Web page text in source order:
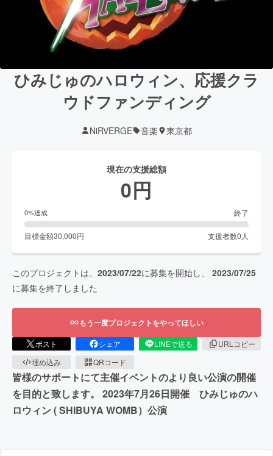
ひみじゅのハロウィン、応援クラ
ウドファンディング
NiRVERGE 音楽 東京都
現在の支援総額
0円
0%達成 終了
目標金額30,000円 支援者数0 人
このプロジェクトは、 2023/07/22に募集を開始し、 2023/07/25
に募集を終了しました
もう一度プロジェクトをやってほしい
ポスト シェア LINEで送る
URLコピー
埋め込み
QRコード
皆様のサポートにて主催イベントのより良い公演の開催
を目的と致します。 2023年7月26日開催 ひみじゅのハ
ロウィン ( SHIBUYA WOMB）公演